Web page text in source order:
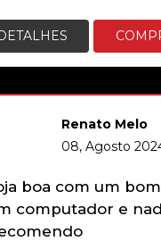
Renato Melo
08, Agosto
boa com um
computador e